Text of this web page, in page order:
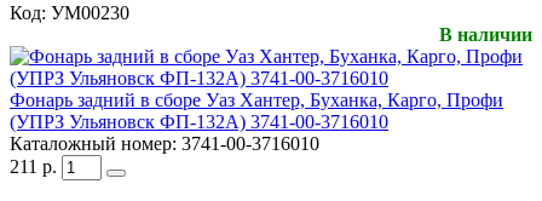
Код: УМ00230
В наличии
Фонарь задний в сборе Уаз Хантер, Буханка, Карго, Профи
(УПРЗ Ульяновск ФП-132А) 3741-00-3716010
Каталожный номер: 3741-00-3716010
211 р.